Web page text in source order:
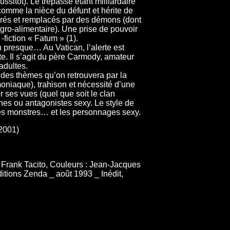
la nièce du défunt et hérite de
et remplacés par des démons (dont
alimentaire). Une prise de pouvoir
« Fatum » (1).
presque… Au Vatican, l’alerte est
Il s’agit du père Carmody, amateur
thèmes qu’on retrouvera par la
trahison et nécessité d’une
ses vues (quel que soit le clan
ou antagonistes sexy. Le style de
monstres… et les personnages sexy.
Tacito, Couleurs : Jean-Jacques
Zenda _ août 1993 _ Inédit,